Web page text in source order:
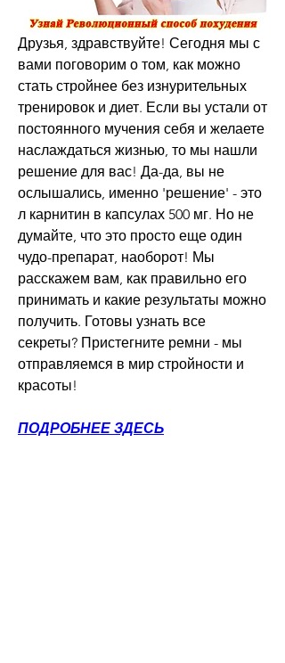
Друзья, здравствуйте! Сегодня мы с
вами поговорим о том, как можно
стать стройнее без изнурительных
тренировок и диет. Если вы устали от
постоянного мучения себя и желаете
наслаждаться жизнью, то мы нашли
решение для вас! Да-да, вы не
ослышались, именно 'решение' - это
л карнитин в капсулах 500 мг. Но не
думайте, что это просто еще один
чудо-препарат, наоборот! Мы
расскажем вам, как правильно его
принимать и какие результаты можно
получить. Готовы узнать все
секреты? Пристегните ремни - мы
отправляемся в мир стройности и
красоты!
ПОДРОБНЕЕ ЗДЕСЬ